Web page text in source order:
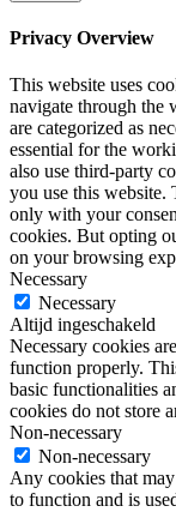
Privacy Overview
This website uses
navigate through the
are categorized as
essential for the
also use third-party
you use this website.
only with your
cookies. But opting
on your browsing
Necessary
Necessary
Altijd ingeschakeld
Necessary cookies
function properly.
basic functionalities
cookies do not store
Non-necessary
Non-necessary
Any cookies that
to function and is